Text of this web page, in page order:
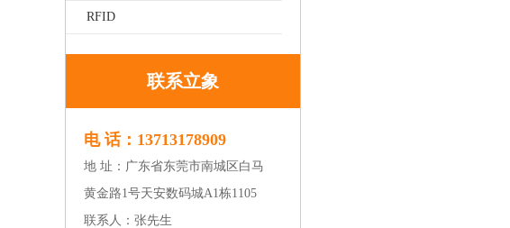
RFID
联系立象
电 话：13713178909
地 址：广东省东莞市南城区白马
黄金路1号天安数码城A1栋1105
联系人：张先生